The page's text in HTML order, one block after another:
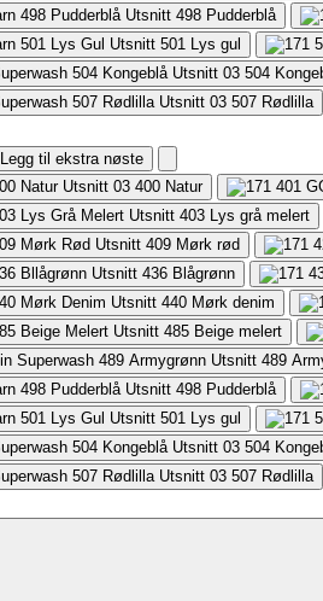
498 Pudderblå
501 Lys gul
504
507 Rødlilla
Legg til ekstra nøste
400 Natur
403 Lys grå melert
409 Mørk rød
436 Blågrønn
440 Mørk denim
485 Beige melert
489
498 Pudderblå
501 Lys gul
504
507 Rødlilla